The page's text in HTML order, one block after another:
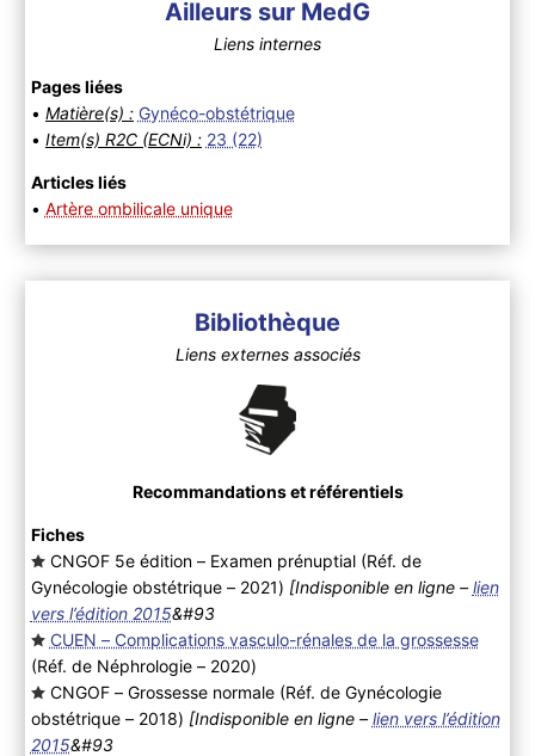
Ailleurs sur MedG
Liens internes
Pages liées
• Matière(s) : Gynéco-obstétrique
• Item(s) R2C (ECNi) : 23 (22)
Articles liés
• Artère ombilicale unique
Bibliothèque
Liens externes associés
Recommandations et référentiels
Fiches
CNGOF 5e édition – Examen prénuptial (Réf. de
Gynécologie obstétrique – 2021) [Indisponible en ligne – lien
vers l’édition 2015&#93
CUEN – Complications vasculo-rénales de la grossesse
(Réf. de Néphrologie – 2020)
CNGOF – Grossesse normale (Réf. de Gynécologie
obstétrique – 2018) [Indisponible en ligne – lien vers l’édition
2015&#93